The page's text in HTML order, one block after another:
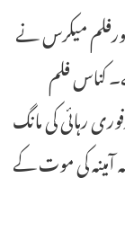
اورفلم میکرس نے
کناس فلم
رہائی کی مانگ
میں 22سالہ مہاسہ آمینہ کی موت کے